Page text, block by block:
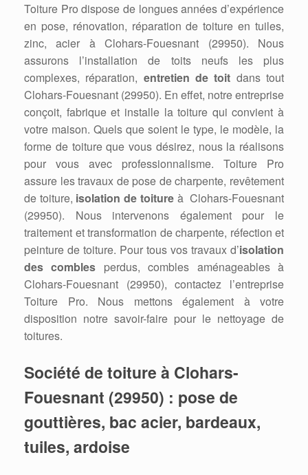
Toiture Pro dispose de longues années d’expérience
en pose, rénovation, réparation de toiture en tuiles,
zinc, acier à Clohars-Fouesnant (29950). Nous
assurons l’installation de toits neufs les plus
complexes, réparation, entretien de toit dans tout
Clohars-Fouesnant (29950). En effet, notre entreprise
conçoit, fabrique et installe la toiture qui convient à
votre maison. Quels que soient le type, le modèle, la
forme de toiture que vous désirez, nous la réalisons
pour vous avec professionnalisme. Toiture Pro
assure les travaux de pose de charpente, revêtement
de toiture, isolation de toitureà Clohars-Fouesnant
(29950). Nous intervenons également pour le
traitement et transformation de charpente, réfection et
peinture de toiture. Pour tous vos travaux d’isolation
des combles perdus, combles aménageables à
Clohars-Fouesnant (29950), contactez l’entreprise
Toiture Pro. Nous mettons également à votre
disposition notre savoir-faire pour le nettoyage de
toitures.
Société de toiture à Clohars-
Fouesnant (29950) : pose de
gouttières, bac acier, bardeaux,
tuiles, ardoise